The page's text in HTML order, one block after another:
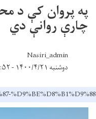
په پروان کې د
چارې روانې دي
Nasiri_admin
دوشنبه ۱۴۰۰/۴/۲۱ - ۸:۵۲